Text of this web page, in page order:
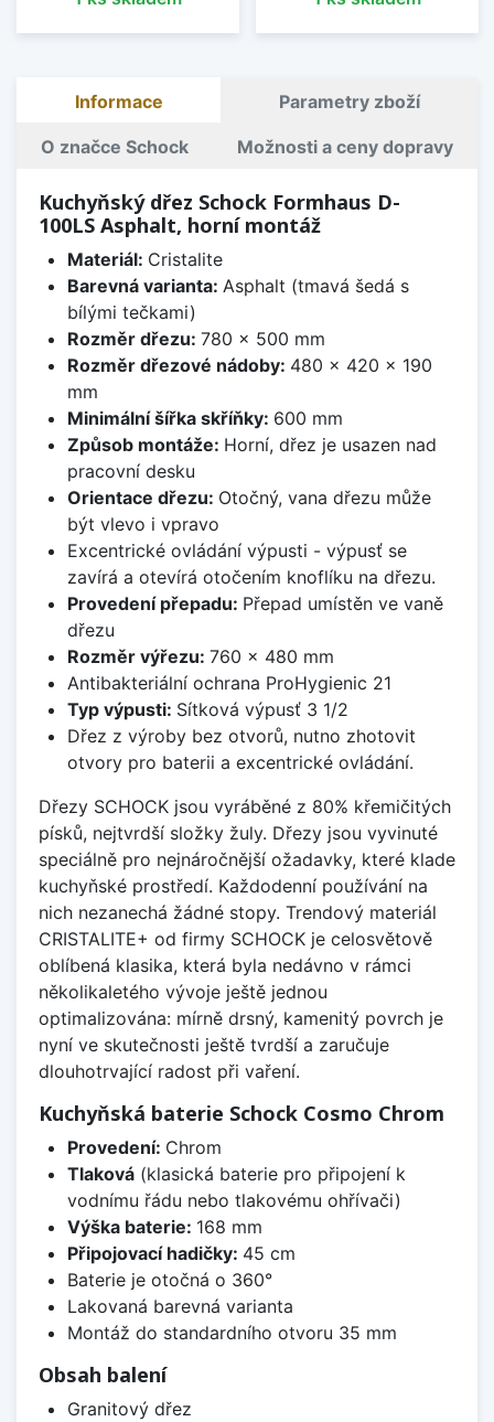
Informace Parametry zboží
O značce Schock Možnosti a ceny dopravy
Kuchyňský dřez Schock Formhaus D-
100LS Asphalt, horní montáž
Materiál: Cristalite
Barevná varianta: Asphalt (tmavá šedá s
bílými tečkami)
Rozměr dřezu: 780 x 500 mm
Rozměr dřezové nádoby: 480 x 420 x 190
mm
Minimální šířka skříňky: 600 mm
Způsob montáže: Horní, dřez je usazen nad
pracovní desku
Orientace dřezu: Otočný, vana dřezu může
být vlevo i vpravo
Excentrické ovládání výpusti - výpusť se
zavírá a otevírá otočením knoflíku na dřezu.
Provedení přepadu: Přepad umístěn ve vaně
dřezu
Rozměr výřezu: 760 x 480 mm
Antibakteriální ochrana ProHygienic 21
Typ výpusti: Sítková výpusť 3 1/2
Dřez z výroby bez otvorů, nutno zhotovit
otvory pro baterii a excentrické ovládání.
Dřezy SCHOCK jsou vyráběné z 80% křemičitých
písků, nejtvrdší složky žuly. Dřezy jsou vyvinuté
speciálně pro nejnáročnější ožadavky, které klade
kuchyňské prostředí. Každodenní používání na
nich nezanechá žádné stopy. Trendový materiál
CRISTALITE+ od firmy SCHOCK je celosvětově
oblíbená klasika, která byla nedávno v rámci
několikaletého vývoje ještě jednou
optimalizována: mírně drsný, kamenitý povrch je
nyní ve skutečnosti ještě tvrdší a zaručuje
dlouhotrvající radost při vaření.
Kuchyňská baterie Schock Cosmo Chrom
Provedení: Chrom
Tlaková(klasická baterie pro připojení k
vodnímu řádu nebo tlakovému ohřívači)
Výška baterie: 168 mm
Připojovací hadičky: 45 cm
Baterie je otočná o 360°
Lakovaná barevná varianta
Montáž do standardního otvoru 35 mm
Obsah balení
Granitový dřez